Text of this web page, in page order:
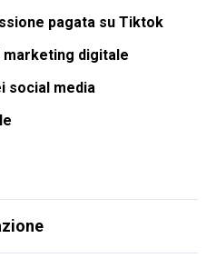
pagata su Tiktok
digitale
social media